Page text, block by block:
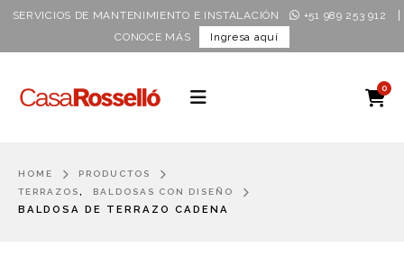
SERVICIOS DE MANTENIMIENTO E INSTALACIÓN +51 989 253 912
CONOCE MÁS Ingresa aquí
0
HOME
PRODUCTOS
TERRAZOS, BALDOSAS CON DISEÑO
BALDOSA DE TERRAZO CADENA